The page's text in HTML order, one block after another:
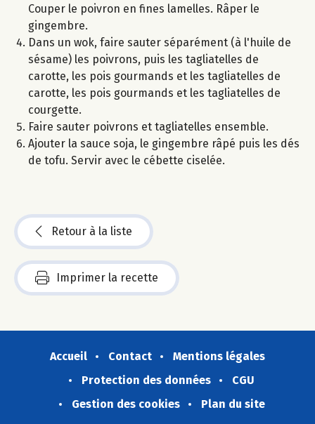
Couper le poivron en fines lamelles. Râper le
gingembre.
Dans un wok, faire sauter séparément (à l'huile de
sésame) les poivrons, puis les tagliatelles de
carotte, les pois gourmands et les tagliatelles de
carotte, les pois gourmands et les tagliatelles de
courgette.
Faire sauter poivrons et tagliatelles ensemble.
Ajouter la sauce soja, le gingembre râpé puis les dés
de tofu. Servir avec le cébette ciselée.
Retour à la liste
Imprimer la recette
Accueil Contact
Mentions légales
Protection des données
CGU
Gestion des cookies
Plan du site